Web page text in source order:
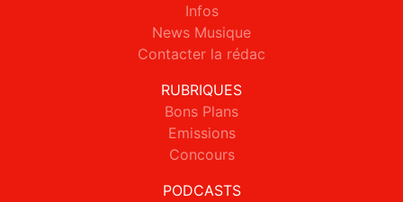
Infos
News Musique
Contacter la rédac
RUBRIQUES
Bons Plans
Emissions
Concours
PODCASTS